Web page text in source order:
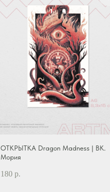
ОТКРЫТКА Dragon Madness | ВК.
Мория
180 р.